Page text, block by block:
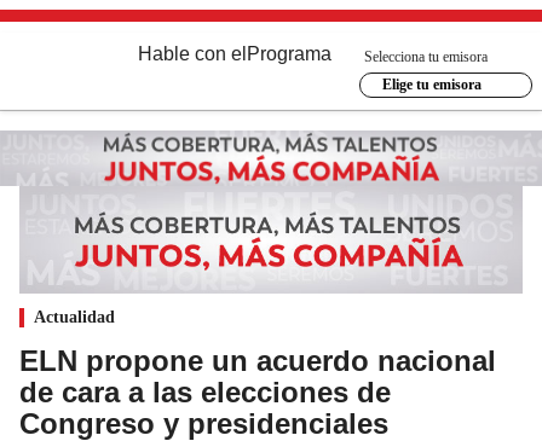
Hable con el Programa
Selecciona tu emisora
Elige tu emisora
Actualidad
ELN propone un acuerdo nacional
de cara a las elecciones de
Congreso y presidenciales